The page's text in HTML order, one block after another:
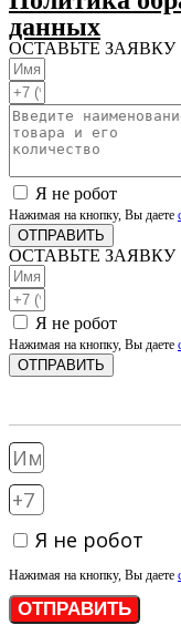
данных
ОСТАВЬТЕ ЗАЯВКУ
Я не робот
Нажимая на кнопку, Вы даете
ОТПРАВИТЬ
ОСТАВЬТЕ ЗАЯВКУ
Я не робот
Нажимая на кнопку, Вы даете
ОТПРАВИТЬ
Я не робот
Нажимая на кнопку, Вы даете
ОТПРАВИТЬ